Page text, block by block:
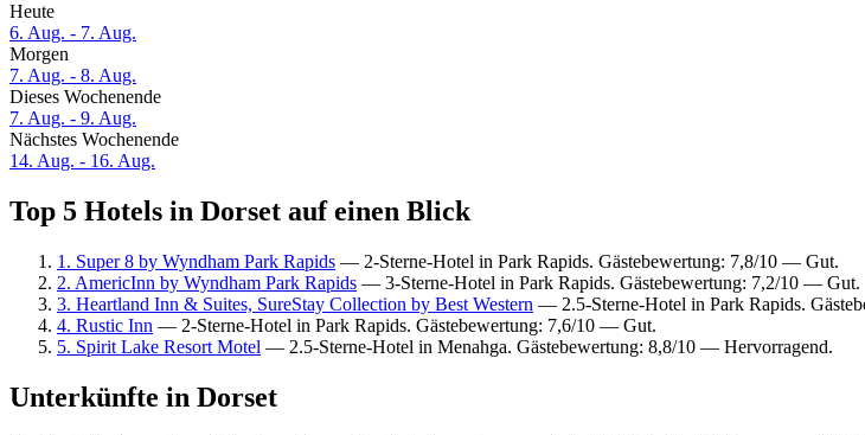
Heute
6. Aug. - 7. Aug.
Morgen
7. Aug. - 8. Aug.
Dieses Wochenende
7. Aug. - 9. Aug.
Nächstes Wochenende
14. Aug. - 16. Aug.
Top 5 Hotels in Dorset auf einen Blick
1. Super 8 by Wyndham Park Rapids — 2-Sterne-Hotel in Park Rapids. Gästebewertung: 7,8/10 — Gut.
2. AmericInn by Wyndham Park Rapids — 3-Sterne-Hotel in Park Rapids. Gästebewertung: 7,2/10 — Gut.
3. Heartland Inn & Suites, SureStay Collection by Best Western — 2.5-Sterne-Hotel in Park Rapids.
4. Rustic Inn — 2-Sterne-Hotel in Park Rapids. Gästebewertung: 7,6/10 — Gut.
5. Spirit Lake Resort Motel — 2.5-Sterne-Hotel in Menahga. Gästebewertung: 8,8/10 — Hervorragend.
Unterkünfte in Dorset